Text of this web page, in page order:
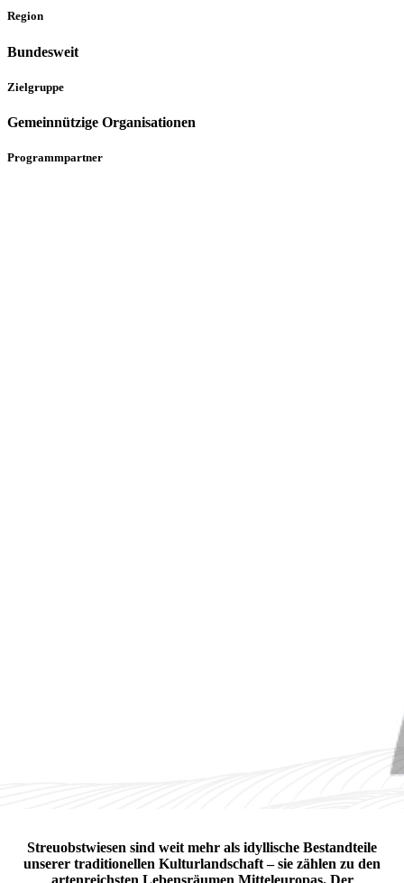
Region
Bundesweit
Zielgruppe
Gemeinnützige Organisationen
Programmpartner
Streuobstwiesen sind weit mehr als idyllische Bestandteile
unserer traditionellen Kulturlandschaft – sie zählen zu den
artenreichsten Lebensräumen Mitteleuropas. Der